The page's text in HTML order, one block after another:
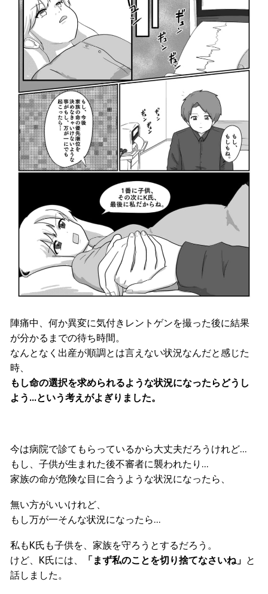
陣痛中、何か異変に気付きレントゲンを撮った後に結果
が分かるまでの待ち時間。
なんとなく出産が順調とは言えない状況なんだと感じた
時、
もし命の選択を求められるような状況になったらどうし
よう…という考えがよぎりました。
今は病院で診てもらっているから大丈夫だろうけれど…
もし、子供が生まれた後不審者に襲われたり…
家族の命が危険な目に合うような状況になったら、
無い方がいいけれど、
もし万が一そんな状況になったら…
私もK氏も子供を、家族を守ろうとするだろう。
けど、K氏には、
「まず私のことを切り捨てなさいね」 と
話しました。